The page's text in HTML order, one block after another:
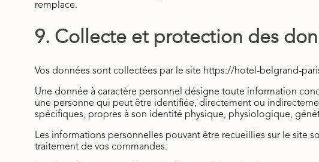
remplace.
9. Collecte et protection des
Vos données sont collectées par le site https://hotel-belgrand-
Une donnée à caractère personnel désigne toute information
une personne qui peut être identifiée, directement ou
spécifiques, propres à son identité physique, physiologique,
Les informations personnelles pouvant être recueillies sur le site
traitement de vos commandes.